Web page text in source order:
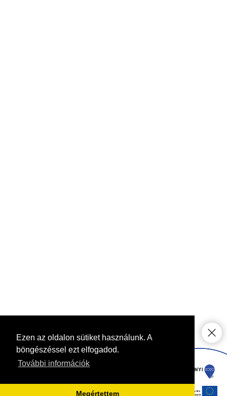
Ezen az oldalon sütiket használunk. A
böngészéssel ezt elfogadod.
További információk
Megértettem